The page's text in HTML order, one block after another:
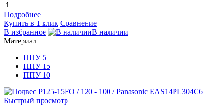
Подробнее
Купить в 1 клик Сравнение
В избранное
В наличии
Материал
ППУ 5
ППУ 15
ППУ 10
Быстрый просмотр